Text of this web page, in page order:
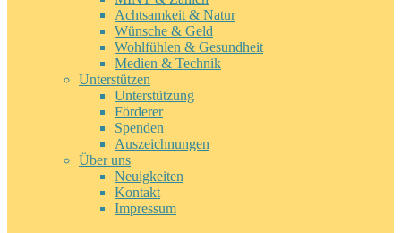
Achtsamkeit & Natur
Wünsche & Geld
Wohlfühlen & Gesundheit
Medien & Technik
Unterstützen
Unterstützung
Förderer
Spenden
Auszeichnungen
Über uns
Neuigkeiten
Kontakt
Impressum